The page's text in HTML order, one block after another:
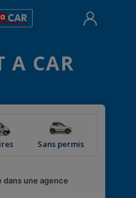
A CAR
Sans permis
dans une agence